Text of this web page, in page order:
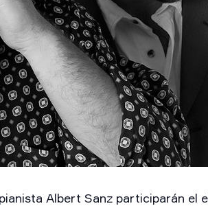
Albert Sanz participarán el